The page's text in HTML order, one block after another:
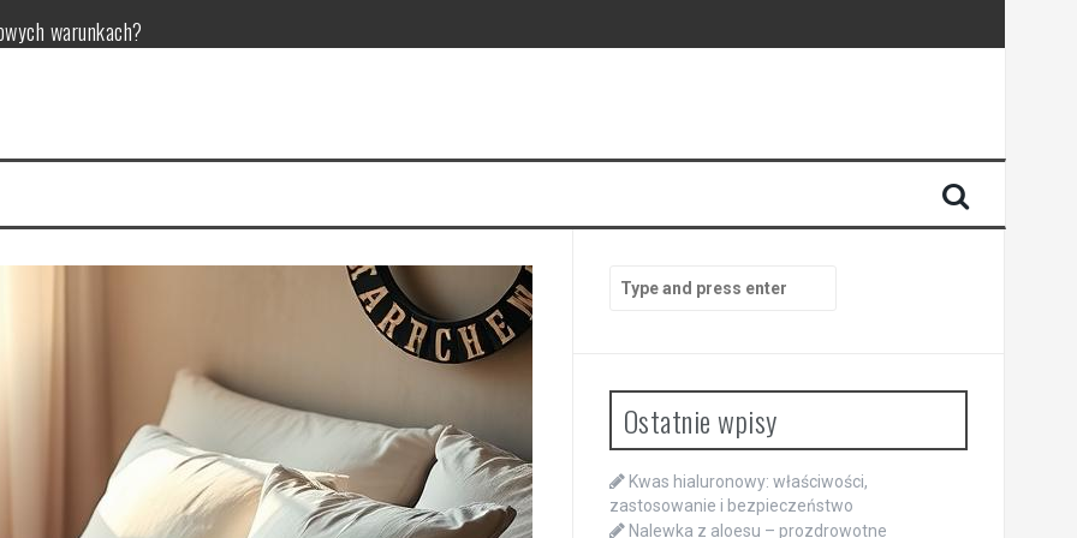
warunkach?
dla zdrowia jamy ustnej, zębów i przyzębia
i bezpieczeństwo
for:
Ostatnie wpisy
Kwas hialuronowy: właściwości,
zastosowanie i bezpieczeństwo
Nalewka z aloesu – prozdrowotne